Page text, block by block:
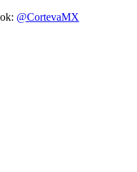
@CortevaMX